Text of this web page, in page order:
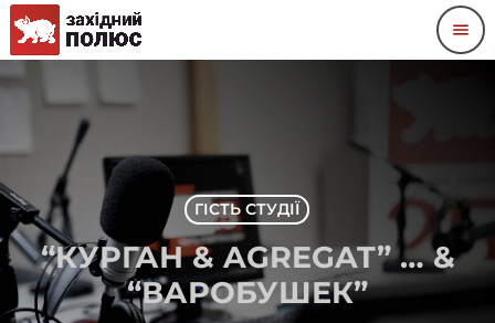
menu
ГІСТЬ СТУДІЇ
“КУРГАН & AGREGAT” … &
“ВАРОБУШЕК”